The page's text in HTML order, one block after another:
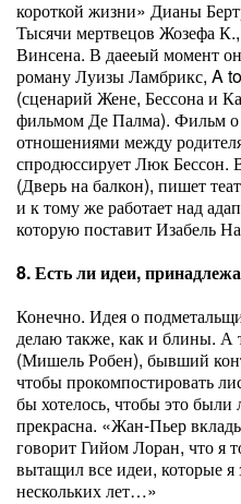
короткой жизни» Дианы
Тысячи мертвецов Жозефа
Винсена. В даееый момент
роману Луизы Ламбрикс, A
(сценарий Жене, Бессона и
фильмом Де Палма). Фильм о
отношениями между
спродюссирует Люк Бессон.
(Дверь на балкон), пишет
и к тому же работает над
которую поставит Изабель
8. Есть ли идеи,
Конечно. Идея о
делаю также, как и блины. А
(Мишель Робен), бывший
чтобы прокомпостировать
бы хотелось, чтобы это были
прекрасна. «Жан-Пьер
говорит Гийом Лоран, что я
вытащил все идеи, которые я
нескольких лет…»